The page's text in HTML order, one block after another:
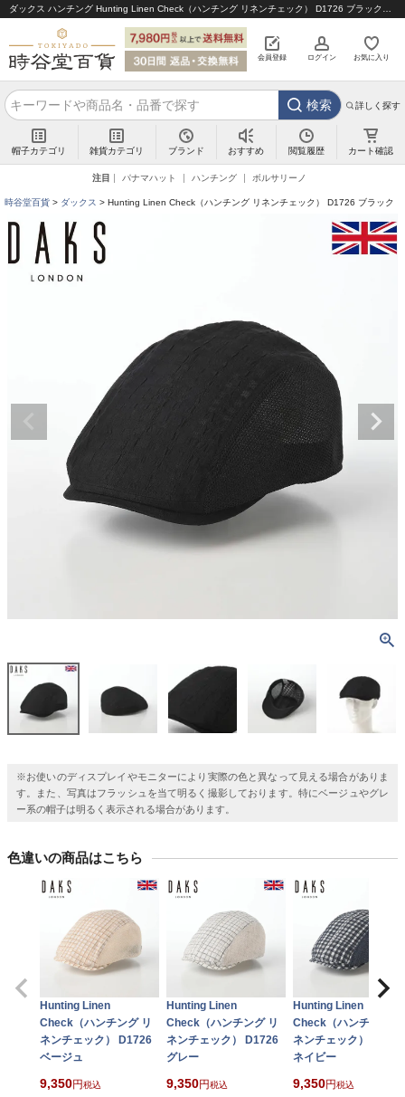
会員登録 ログイン お気に入り
検索 詳しく探す
帽子カテゴリ 雑貨カテゴリ ブランド おすすめ 閲覧履歴 カート確認
注目 パナマハット ハンチング ボルサリーノ
時谷堂百貨 ダックス Hunting Linen Check（ハンチング リネンチェック） D1726 ブラック
※お使いのディスプレイやモニターにより実際の色と異なって見える場合がありま
す。また、写真はフラッシュを当て明るく撮影しております。特にベージュやグレ
ー系の帽子は明るく表示される場合があります。
色違いの商品はこちら
Hunting Linen
Check（ハンチング リ
ネンチェック） D1726
ベージュ
9,350 税込
Hunting Linen
Check（ハンチング リ
ネンチェック） D1726
グレー
9,350 税込
Hunting Linen
Check（ハンチング リ
ネンチェック） D1726
ネイビー
9,350 税込